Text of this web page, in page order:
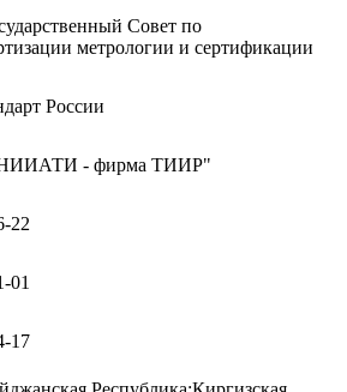
Совет по
метрологии и сертификации
России
- фирма ТИИР"
22
01
17